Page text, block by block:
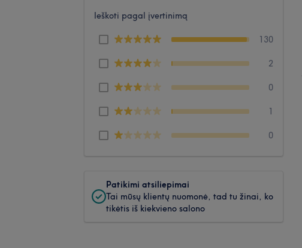
Ieškoti pagal įvertinimą
130
2
0
1
0
Patikimi atsiliepimai
Tai mūsų klientų nuomonė, tad tu žinai, ko
tikėtis iš kiekvieno salono